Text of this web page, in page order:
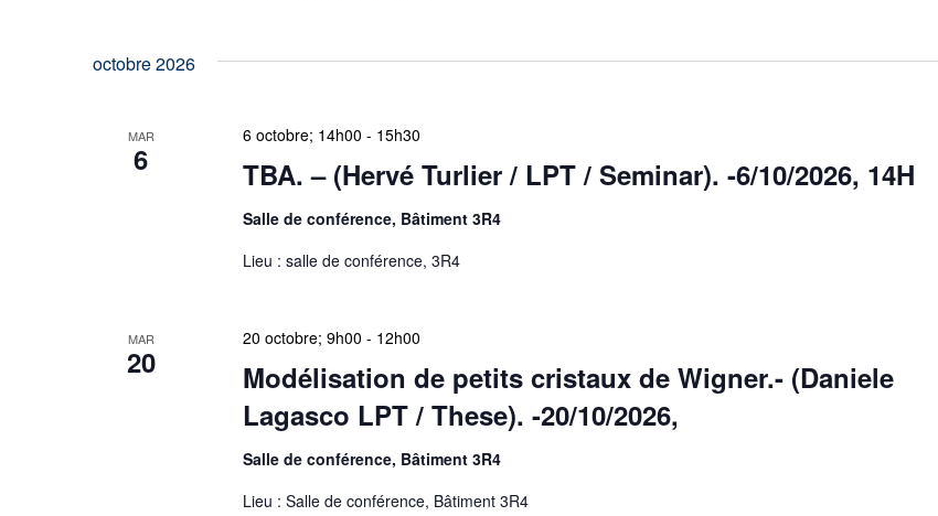
octobre 2026
MAR
6 TBA. – (Hervé Turlier / LPT / Seminar). -6/10/2026, 14H
6 octobre; 14h00 - 15h30
Salle de conférence, Bâtiment 3R4
Lieu : salle de conférence, 3R4
MAR
20
Modélisation de petits cristaux de Wigner.- (Daniele
Lagasco LPT / These). -20/10/2026,
20 octobre; 9h00 - 12h00
Salle de conférence, Bâtiment 3R4
Lieu : Salle de conférence, Bâtiment 3R4